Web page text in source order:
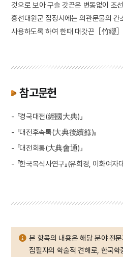
것으로 보아 구슬 갓끈은 변동없이 조
흥선대원군 집정시에는 의관문물의 간
사용하도록 하여 한때 대갓끈［竹纓
참고문헌
- 『경국대전(經國大典)』
- 『대전후속록(大典後續錄)』
- 『대전회통(大典會通)』
- 『한국복식사연구』(유희경, 이화여
본 항목의 내용은 해당 분야 전
집필자의 학술적 견해로, 한국